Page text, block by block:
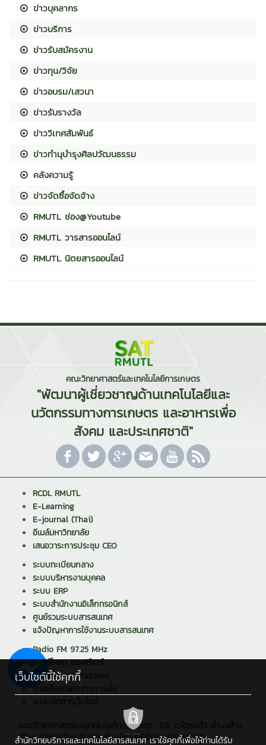
ข่าวบุคลากร
ข่าวบริการ
ข่าวรับสมัครงาน
ข่าวทุน/วิจัย
ข่าวอบรม/เสวนา
ข่าวรับรางวัล
ข่าววิเทศสัมพันธ์
ข่าวทำนุบำรุงศิลปวัฒนธรรม
คลังความรู้
ข่าวจัดซื้อจัดจ้าง
RMUTL ช่อง@Youtube
RMUTL วารสารออนไลน์
RMUTL นิตยสารออนไลน์
คณะวิทยาศาสตร์และเทคโนโลยีการเกษตร
"พัฒนาผู้เชี่ยวชาญด้านเทคโนโลยีและ
นวัตกรรมทางการเกษตร และอาหารเพื่อ
สังคม และประเทศชาติ"
RCDL RMUTL
E-Learning
E-journal (Thai)
อีเมล์มหาวิทยาลัย
เสนอวาระการประชุม CEO
ระบบทะเบียนกลาง
ระบบบริหารงานบุคคล
ระบบ ERP
ระบบสำนักงานอิเล็กทรอนิกส์
ศูนย์รวมระบบสารสนเทศ
แจ้งปัญหาการใช้งานระบบสารสนเทศ
Radio FM 97.25 MHz
ดาวน์โหลด ซอฟต์แวร์
Reference Databases
ดาวน์โหลดเอกสารการเงิน
คณะวิทยาศาสตร์และเทคโนโลยีการเกษตร : 128 ถ.ห้วยแก้ว ตำบลช้าง
เผือก อำเภอเมือง จังหวัดเชียงใหม่ รหัสไปรษณีย์ 50300
เว็บไซต์นี้ใช้คุกกี้
สำนักวิทยบริการและเทคโนโลยีสารสนเทศ เราใช้คุกกี้เพื่อให้ท่านได้รับ